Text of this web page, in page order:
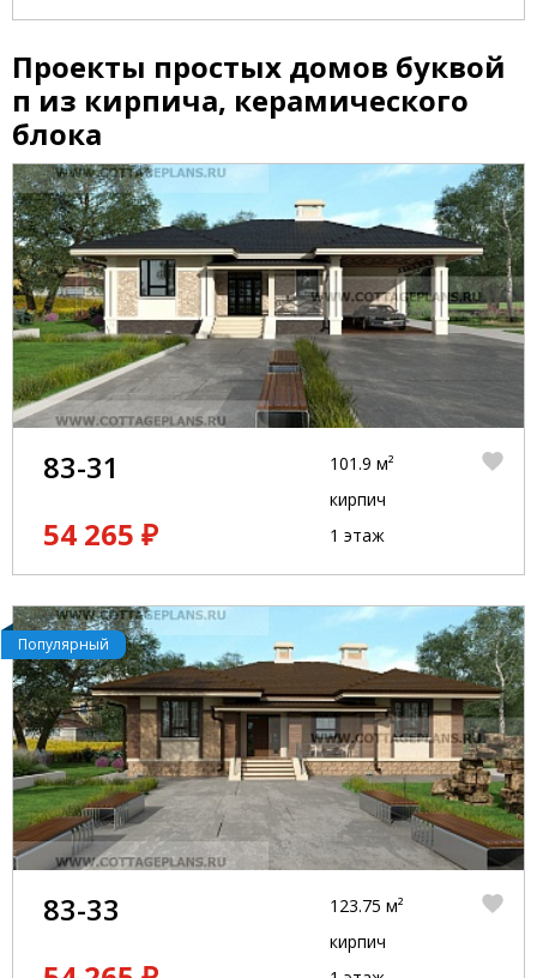
Проекты простых домов буквой
п из кирпича, керамического
блока
83-31
54 265 ₽
101.9 м²
кирпич
1 этаж
Популярный
83-33
123.75 м²
кирпич